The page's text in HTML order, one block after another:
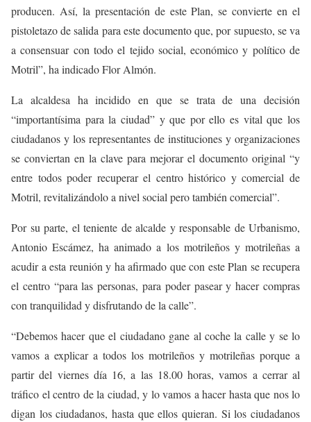
producen. Así, la presentación de este Plan, se convierte en el
pistoletazo de salida para este documento que, por supuesto, se va
a consensuar con todo el tejido social, económico y político de
Motril”, ha indicado Flor Almón.
La alcaldesa ha incidido en que se trata de una decisión
“importantísima para la ciudad” y que por ello es vital que los
ciudadanos y los representantes de instituciones y organizaciones
se conviertan en la clave para mejorar el documento original “y
entre todos poder recuperar el centro histórico y comercial de
Motril, revitalizándolo a nivel social pero también comercial”.
Por su parte, el teniente de alcalde y responsable de Urbanismo,
Antonio Escámez, ha animado a los motrileños y motrileñas a
acudir a esta reunión y ha afirmado que con este Plan se recupera
el centro “para las personas, para poder pasear y hacer compras
con tranquilidad y disfrutando de la calle”.
“Debemos hacer que el ciudadano gane al coche la calle y se lo
vamos a explicar a todos los motrileños y motrileñas porque a
partir del viernes día 16, a las 18.00 horas, vamos a cerrar al
tráfico el centro de la ciudad, y lo vamos a hacer hasta que nos lo
digan los ciudadanos, hasta que ellos quieran. Si los ciudadanos